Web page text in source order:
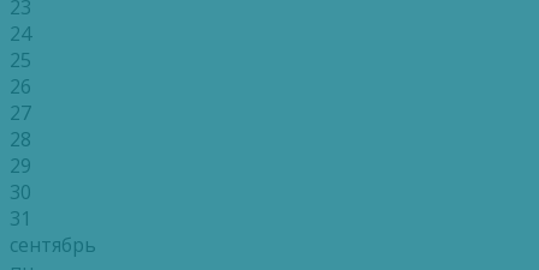
23
24
25
26
27
28
29
30
31
сентябрь